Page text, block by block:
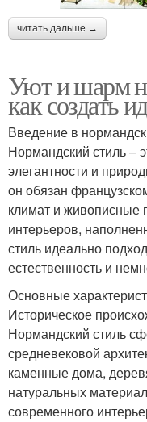
читать дальше →
Уют и шарм
как создать
Введение в
Нормандский стиль –
элегантности и
он обязан
климат и живописные
интерьеров,
стиль идеально
естественность и
Основные
Историческое
Нормандский стиль
средневековой
каменные дома,
натуральных
современного